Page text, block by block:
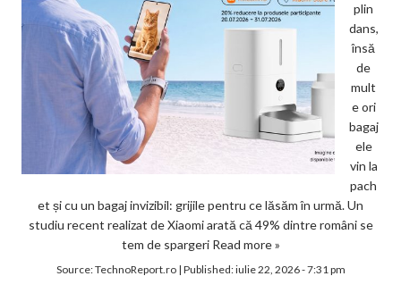
plin
dans,
însă
de
mult
e ori
bagaj
ele
vin la
pach
et și cu un bagaj invizibil: grijile pentru ce lăsăm în urmă. Un
studiu recent realizat de Xiaomi arată că 49% dintre români se
tem de spargeri Read more »
Source:TechnoReport.ro| Published:iulie 22, 2026 - 7:31 pm